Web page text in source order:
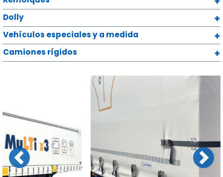
Dolly
Vehículos especiales y a medida
Camiones rígidos
Previous Next